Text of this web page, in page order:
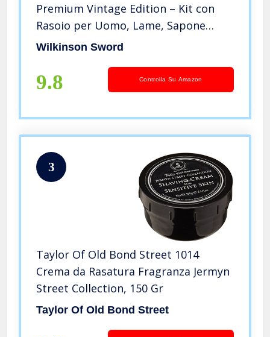
Premium Vintage Edition – Kit con
Rasoio per Uomo, Lame, Sapone
Schiuma da Barba, Pennello
Wilkinson Sword
9.8 Controlla Su Amazon
3
Taylor Of Old Bond Street 1014
Crema da Rasatura Fragranza Jermyn
Street Collection, 150 Gr
Taylor Of Old Bond Street